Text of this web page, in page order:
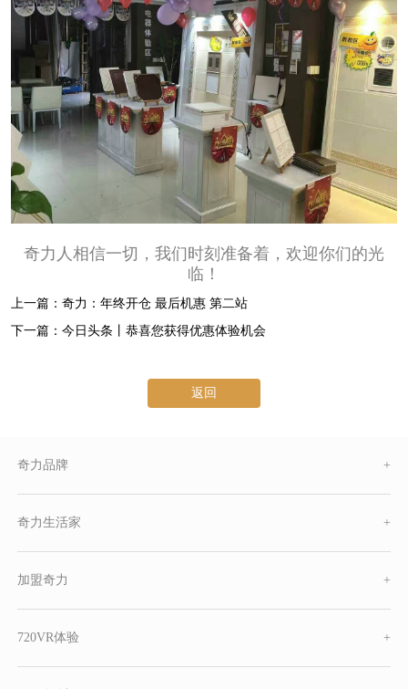
奇力人相信一切，我们时刻准备着，欢迎你们的光
临！
上一篇：奇力：年终开仓 最后机惠 第二站
下一篇：今日头条丨恭喜您获得优惠体验机会
返回
奇力品牌 +
奇力生活家 +
加盟奇力 +
720VR体验 +